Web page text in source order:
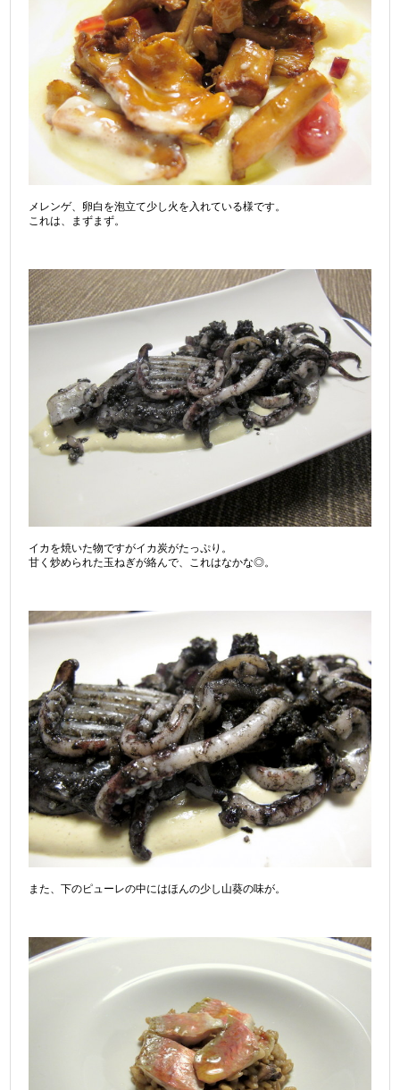
メレンゲ、卵白を泡立て少し火を入れている様です。
これは、まずまず。
イカを焼いた物ですがイカ炭がたっぷり。
甘く炒められた玉ねぎが絡んで、これはなかな◎。
また、下のピューレの中にはほんの少し山葵の味が。